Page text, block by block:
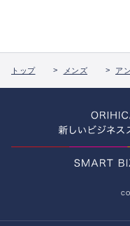
トップ メンズ ア